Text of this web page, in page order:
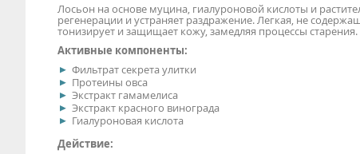
Лосьон на основе муцина, гиалуроновой кислоты и
регенерации и устраняет раздражение. Легкая, не
тонизирует и защищает кожу, замедляя процессы старения.
Активные компоненты:
Фильтрат секрета улитки
Протеины овса
Экстракт гамамелиса
Экстракт красного винограда
Гиалуроновая кислота
Действие: